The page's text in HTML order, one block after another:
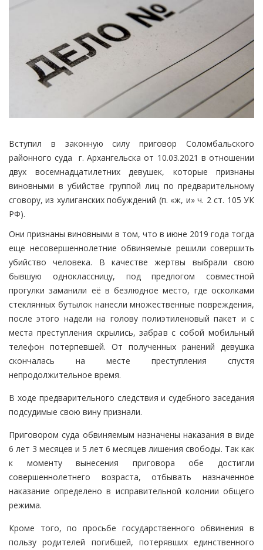
Вступил в законную силу приговор Соломбальского
районного суда г. Архангельска от 10.03.2021 в отношении
двух восемнадцатилетних девушек, которые признаны
виновными в убийстве группой лиц по предварительному
сговору, из хулиганских побуждений (п. «ж, и» ч. 2 ст. 105 УК
РФ).
Они признаны виновными в том, что в июне 2019 года тогда
еще несовершеннолетние обвиняемые решили совершить
убийство человека. В качестве жертвы выбрали свою
бывшую одноклассницу, под предлогом совместной
прогулки заманили её в безлюдное место, где осколками
стеклянных бутылок нанесли множественные повреждения,
после этого надели на голову полиэтиленовый пакет и с
места преступления скрылись, забрав с собой мобильный
телефон потерпевшей. От полученных ранений девушка
скончалась на месте преступления спустя
непродолжительное время.
В ходе предварительного следствия и судебного заседания
подсудимые свою вину признали.
Приговором суда обвиняемым назначены наказания в виде
6 лет 3 месяцев и 5 лет 6 месяцев лишения свободы. Так как
к моменту вынесения приговора обе достигли
совершеннолетнего возраста, отбывать назначенное
наказание определено в исправительной колонии общего
режима.
Кроме того, по просьбе государственного обвинения в
пользу родителей погибшей, потерявших единственного